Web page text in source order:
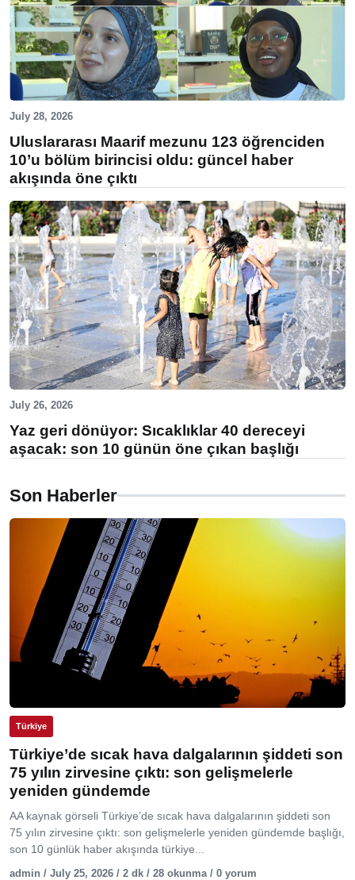
July 28, 2026
Uluslararası Maarif mezunu 123 öğrenciden
10’u bölüm birincisi oldu: güncel haber
akışında öne çıktı
July 26, 2026
Yaz geri dönüyor: Sıcaklıklar 40 dereceyi
aşacak: son 10 günün öne çıkan başlığı
Son Haberler
Türkiye
Türkiye’de sıcak hava dalgalarının şiddeti son
75 yılın zirvesine çıktı: son gelişmelerle
yeniden gündemde
AA kaynak görseli Türkiye’de sıcak hava dalgalarının şiddeti son
75 yılın zirvesine çıktı: son gelişmelerle yeniden gündemde başlığı,
son 10 günlük haber akışında türkiye...
admin / July 25, 2026 / 2 dk / 28 okunma / 0 yorum